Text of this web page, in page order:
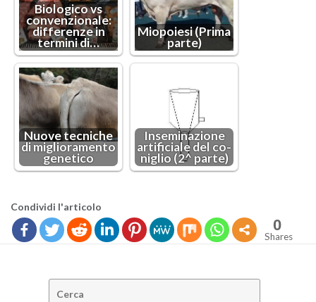
Bio­lo­g­i­co vs
con­ven­zio­na­le:
dif­fe­ren­ze in
ter­mi­ni di…
Mio­po­ie­si (Prima
parte)
Nuove tec­ni­che
di mi­glio­ra­men­to
ge­ne­ti­co
In­se­mi­na­zio­ne
ar­ti­fi­cia­le del co­
ni­glio (2^ parte)
Con­di­vi­di l'ar­ti­co­lo
0
Shares